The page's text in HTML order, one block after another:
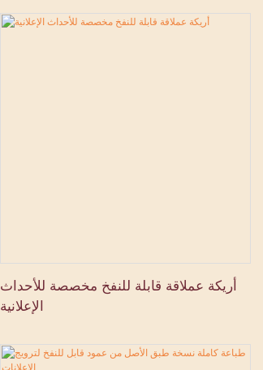
أريكة عملاقة قابلة للنفخ مخصصة للأحداث
الإعلانية